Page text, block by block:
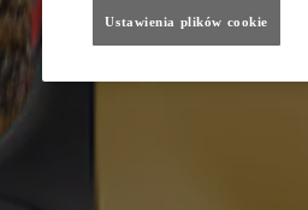
Ustawienia plików cookie